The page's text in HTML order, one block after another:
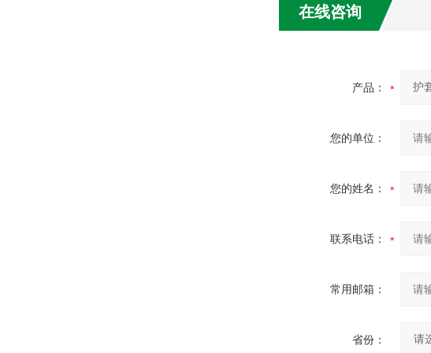
在线咨询
产品：
您的单位：
您的姓名：
联系电话：
常用邮箱：
省份：